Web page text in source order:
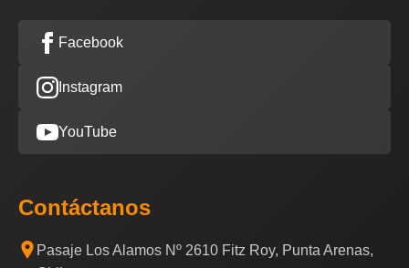
Facebook
Instagram
YouTube
Contáctanos
Pasaje Los Alamos Nº 2610 Fitz Roy, Punta Arenas,